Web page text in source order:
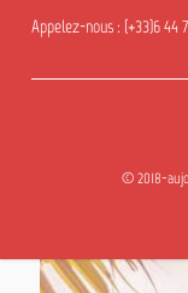
Appelez-nous : (+33)6 44
© 2018-